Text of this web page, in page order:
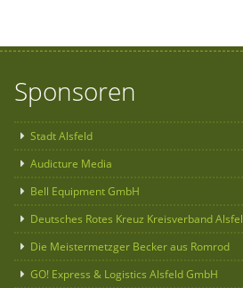
Sponsoren
Stadt Alsfeld
Audicture Media
Bell Equipment GmbH
Deutsches Rotes Kreuz Kreisverband
Die Meistermetzger Becker aus Romrod
GO! Express & Logistics Alsfeld GmbH